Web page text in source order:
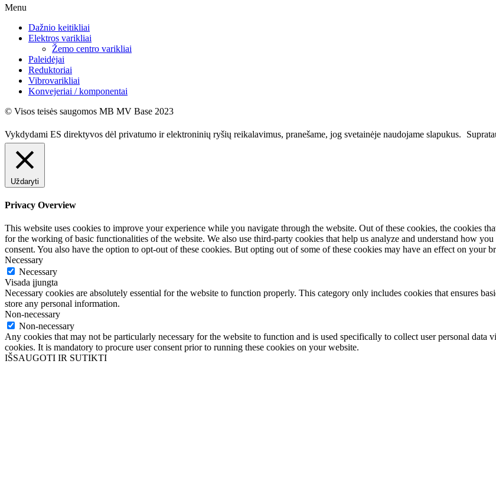
Menu
Dažnio keitikliai
Elektros varikliai
Žemo centro varikliai
Paleidėjai
Reduktoriai
Vibrovarikliai
Konvejeriai / komponentai
© Visos teisės saugomos MB MV Base 2023
Vykdydami ES direktyvos dėl privatumo ir elektroninių ryšių reikalavimus, pranešame, jog svetainėje naudojame slapukus.
Uždaryti
Privacy Overview
This website uses cookies to improve your experience while you navigate through the website. Out of these cookies, the cookies
for the working of basic functionalities of the website. We also use third-party cookies that help us analyze and understand how
consent. You also have the option to opt-out of these cookies. But opting out of some of these cookies may have an effect on your
Necessary
Necessary
Visada įjungta
Necessary cookies are absolutely essential for the website to function properly. This category only includes cookies that ensures
store any personal information.
Non-necessary
Non-necessary
Any cookies that may not be particularly necessary for the website to function and is used specifically to collect user personal data
cookies. It is mandatory to procure user consent prior to running these cookies on your website.
IŠSAUGOTI IR SUTIKTI